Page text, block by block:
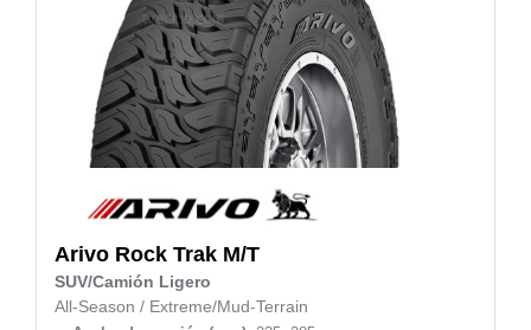
Arivo Rock Trak M/T
SUV/Camión Ligero
All-Season / Extreme/Mud-Terrain